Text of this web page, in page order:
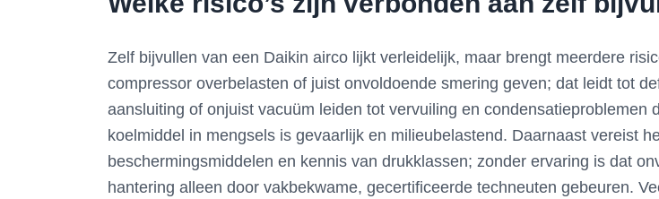
Zelf bijvullen van een Daikin airco lijkt verleidelijk, maar brengt meerdere
compressor overbelasten of juist onvoldoende smering geven; dat leidt tot
aansluiting of onjuist vacuüm leiden tot vervuiling en
koelmiddel in mengsels is gevaarlijk en milieubelastend. Daarnaast vereist
beschermingsmiddelen en kennis van drukklassen; zonder ervaring is dat
hantering alleen door vakbekwame, gecertificeerde techneuten gebeuren.